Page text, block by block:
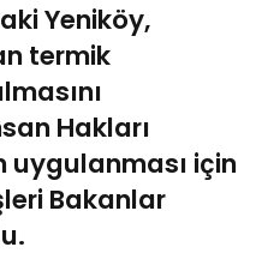
Yeniköy,
termik
Hakları
uygulanması için
Bakanlar